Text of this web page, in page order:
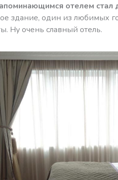
отелем стал
здание, один из любимых
Ну очень славный отель.